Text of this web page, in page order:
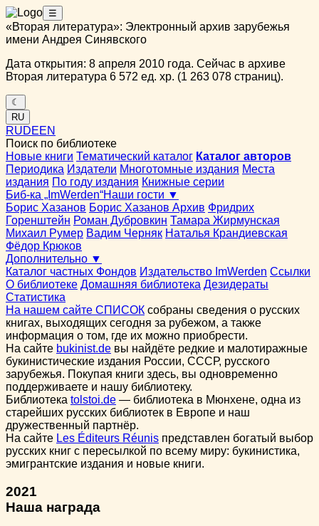
☰
«Вторая литература»: Электронный архив зарубежья
имени Андрея Синявского
Дата открытия: 8 апреля 2010 года. Сейчас в архиве
Вторая литература 6 572 ед. хр. (1 263 078 страниц).
☾
RU
RUDEEN
Поиск по библиотеке
Новые книги Тематический каталог Каталог авторов
Периодика Издатели Многотомные издания Места
издания По году издания Книжные серии
Биб-ка „ImWerden“Наши гости ▼
Борис Хазанов Борис Хазанов Архив Фридрих
Горенштейн Роман Дубровкин Тамара Жирмунская
Михаил Румер Вадим Черняк Наталья Крандиевская
Фёдор Крюков
Дополнительно ▼
Каталог частных Фондов Издательство ImWerden Ссылки
О библиотеке Домашняя библиотека Дезидераты
Статистика
На нашем сайте СПИСОК собраны сведения о русских
книгах, выходящих сегодня за рубежом, а также
информация о том, где их можно приобрести.
На сайте bukinist.de вы найдёте редкие и малотиражные
букинистические издания России, СССР, русского
зарубежья. Покупая книги здесь, вы одновременно
поддерживаете и нашу библиотеку.
Библиотека tolstoi.de — библиотека в Мюнхене, одна из
старейших русских библиотек в Европе и наш
дружественный партнёр.
На сайте Les Éditeurs Réunis представлен богатый выбор
русских книг с пересылкой по всему миру: букинистика,
эмигрантские издания и новые книги.
2021
Наша награда